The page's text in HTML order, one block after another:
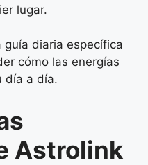
lugar.
guía diaria específica
cómo las energías
día a día.
Astrolink